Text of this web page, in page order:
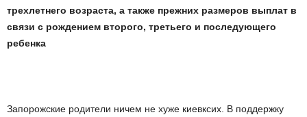
трехлетнего возраста, а также прежних размеров выплат в
связи с рождением второго, третьего и последующего
ребенка
Запорожские родители ничем не хуже киевксих. В поддержку